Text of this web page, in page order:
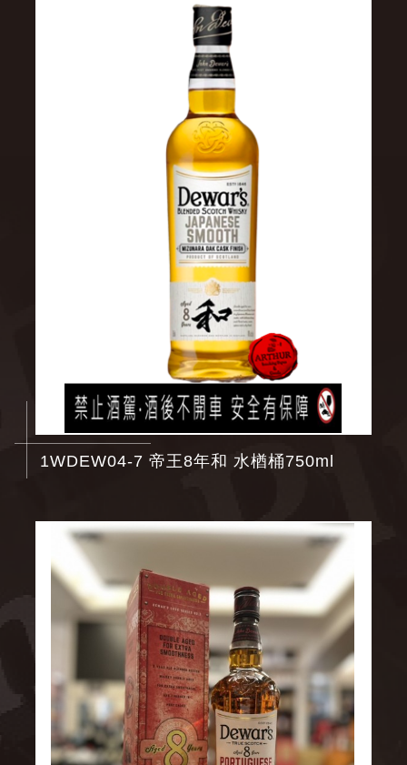
1WDEW04-7 帝王8年和 水楢桶750ml